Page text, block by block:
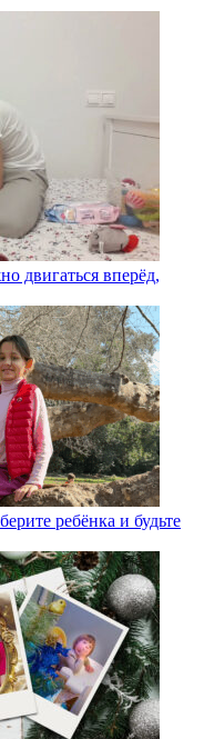
двигаться вперёд,
ребёнка и будьте